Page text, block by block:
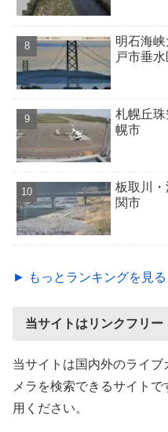
明石海
戸市垂水
札幌丘
幌市
板取川
関市
► もっとランキングを見る
当サイトはリンクフリー
当サイトは国内外のライ
メラを検索できるサイト
用ください。